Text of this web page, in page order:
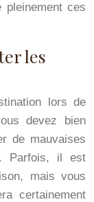
ces
les
lors de
devez bien
de mauvaises
Parfois, il est
mais vous
certainement